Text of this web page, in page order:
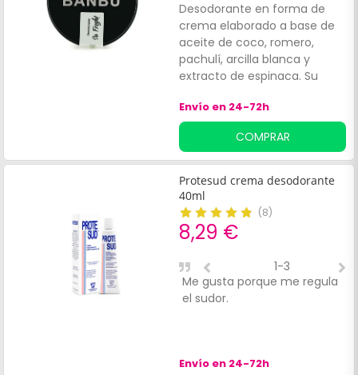
Desodorante en forma de
crema elaborado a base de
aceite de coco, romero,
pachulí, arcilla blanca y
extracto de espinaca. Su
neutraliza y previene el mal
olor, respetando el equilibrio
de la capa epidérmica.
Favorece la higiene corporal,
debido a su efecto
astringente y calmante, que
cierra los poros y actúa sobre
la proliferación de las
bacterias encargadas de los
aromas indeseados.
Envío en 24-72h
COMPRAR
Protesud crema desodorante
40ml
(8)
8,29 €
Me gusta porque me regula
el sudor.
1-3
Envío en 24-72h